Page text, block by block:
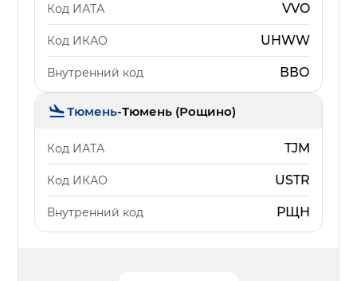
Код ИАТА VVO
Код ИКАО UHWW
Внутренний код ВВО
Тюмень-Тюмень (Рощино)
Код ИАТА TJM
Код ИКАО USTR
Внутренний код РЩН